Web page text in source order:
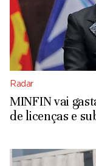
Radar
MINFIN vai
de licenças e